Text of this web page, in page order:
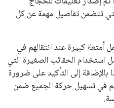
تتضمن تفاصيل مهمة عن كل
كبيرة عند انتقالهم في
استخدام الحقائب الصغيرة التي
إلى التأكيد على ضرورة
في تسهيل حركة الجميع ضمن